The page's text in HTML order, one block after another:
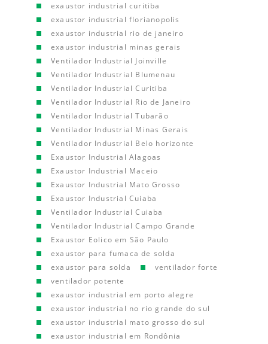
exaustor industrial curitiba
exaustor industrial florianopolis
exaustor industrial rio de janeiro
exaustor industrial minas gerais
Ventilador Industrial Joinville
Ventilador Industrial Blumenau
Ventilador Industrial Curitiba
Ventilador Industrial Rio de Janeiro
Ventilador Industrial Tubarão
Ventilador Industrial Minas Gerais
Ventilador Industrial Belo horizonte
Exaustor Industrial Alagoas
Exaustor Industrial Maceio
Exaustor Industrial Mato Grosso
Exaustor Industrial Cuiaba
Ventilador Industrial Cuiaba
Ventilador Industrial Campo Grande
Exaustor Eolico em São Paulo
exaustor para fumaca de solda
exaustor para solda
ventilador forte
ventilador potente
exaustor industrial em porto alegre
exaustor industrial no rio grande do sul
exaustor industrial mato grosso do sul
exaustor industrial em Rondônia